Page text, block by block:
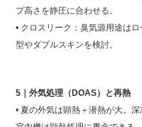
プ高さを静圧に合わせる。
• クロスリーク：臭気源用途は
型やダブルスキンを検討。
5｜外気処理（DOAS）と再熱
• 夏の外気は顕熱＋潜熱が大。